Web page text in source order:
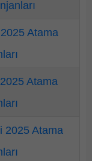
Atama
Atama
2025 Atama